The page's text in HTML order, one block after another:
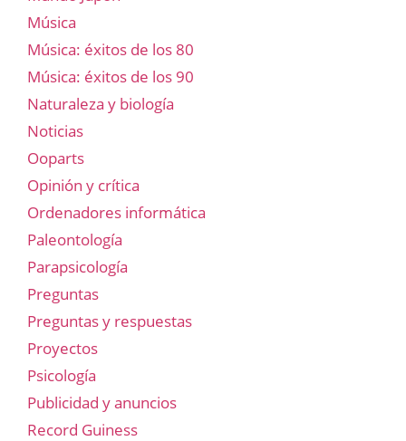
Música
Música: éxitos de los 80
Música: éxitos de los 90
Naturaleza y biología
Noticias
Ooparts
Opinión y crítica
Ordenadores informática
Paleontología
Parapsicología
Preguntas
Preguntas y respuestas
Proyectos
Psicología
Publicidad y anuncios
Record Guiness